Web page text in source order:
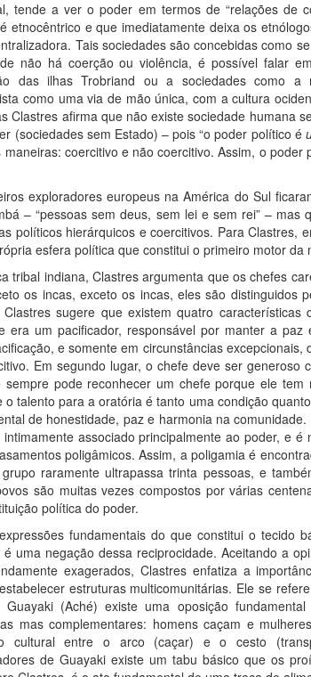
tende a ver o poder em termos de “relações de
etnocêntrico e que imediatamente deixa os
Tais sociedades são concebidas como
não há coerção ou violência, é possível falar
das ilhas Trobriand ou a sociedades como a
como uma via de mão única, com a cultura
Clastres afirma que não existe sociedade humana
(sociedades sem Estado) – pois “o poder político é
coercitivo e não coercitivo. Assim, o
exploradores europeus na América do Sul
– “pessoas sem deus, sem lei e sem rei” –
políticos hierárquicos e coercitivos. Para
esfera política que constitui o primeiro motor da
tribal indiana, Clastres argumenta que os chefes
os incas, exceto os incas, eles são distinguidos
sugere que existem quatro
era um pacificador, responsável por manter a
e somente em circunstâncias
Em segundo lugar, o chefe deve ser
pode reconhecer um chefe porque ele
talento para a oratória é tanto uma condição
de honestidade, paz e harmonia na
associado principalmente ao poder, e
poligâmicos. Assim, a poligamia é
raramente ultrapassa trinta pessoas, e
são muitas vezes compostos por várias
política do poder.
fundamentais do que constitui o tecido
uma negação dessa reciprocidade. Aceitando a
exagerados, Clastres enfatiza a
estruturas multicomunitárias. Ele se
(Aché) existe uma oposição
mas complementares: homens caçam e
cultural entre o arco (caçar) e o cesto
de Guayaki existe um tabu básico que os